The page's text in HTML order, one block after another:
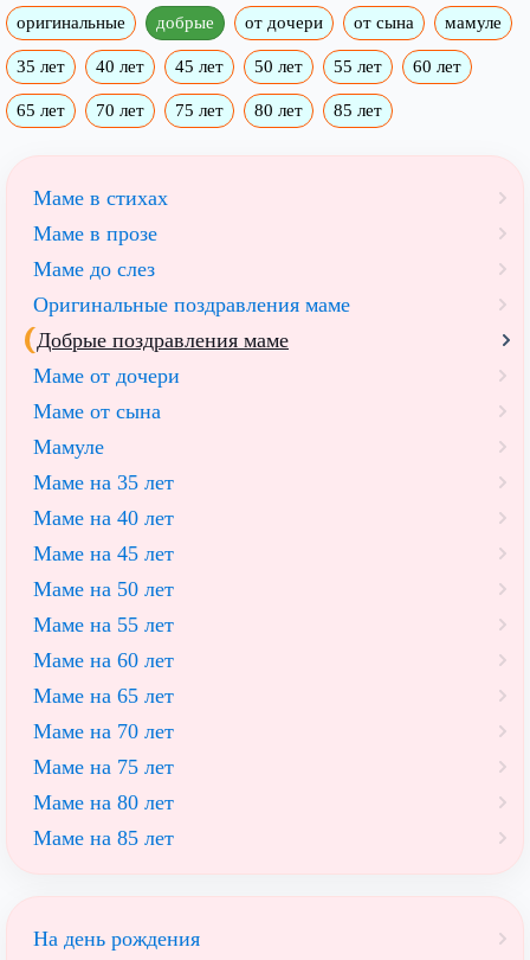
оригинальные добрые от дочери от сына мамуле
35 лет 40 лет 45 лет 50 лет 55 лет 60 лет
65 лет 70 лет 75 лет 80 лет 85 лет
Маме в стихах
Маме в прозе
Маме до слез
Оригинальные поздравления маме
Добрые поздравления маме
Маме от дочери
Маме от сына
Мамуле
Маме на 35 лет
Маме на 40 лет
Маме на 45 лет
Маме на 50 лет
Маме на 55 лет
Маме на 60 лет
Маме на 65 лет
Маме на 70 лет
Маме на 75 лет
Маме на 80 лет
Маме на 85 лет
На день рождения